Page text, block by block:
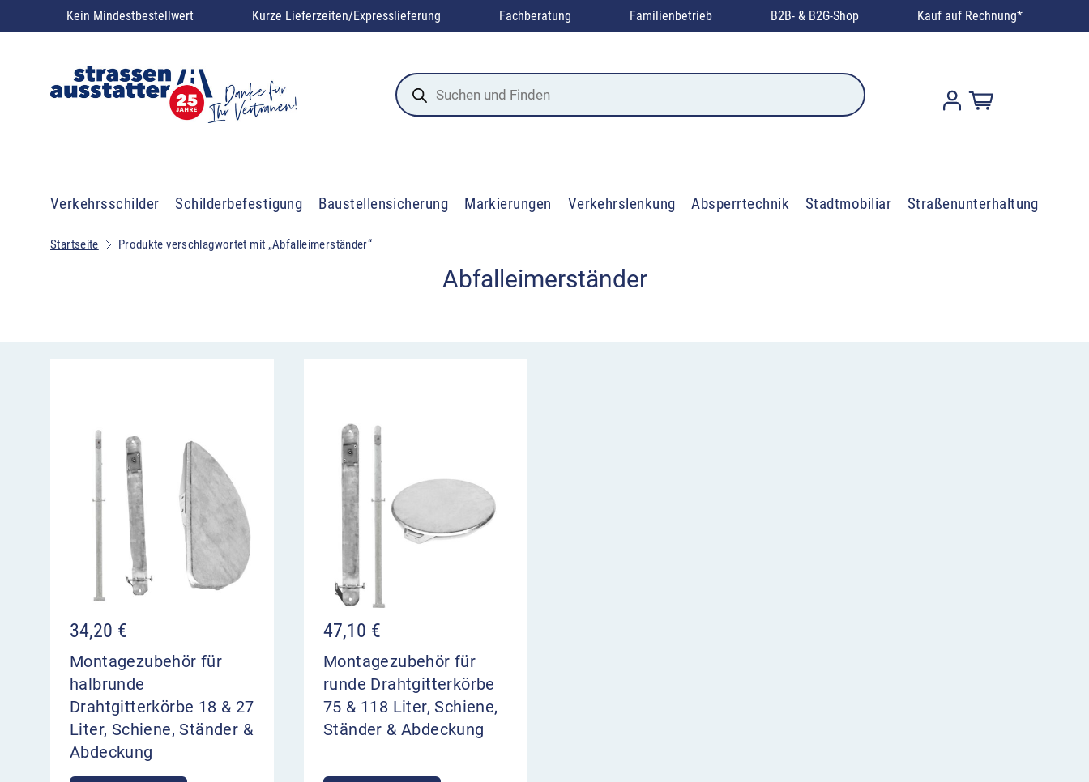
Kein Mindestbestellwert Kurze Lieferzeiten/Expresslieferung Fachberatung Familienbetrieb B2B- & B2G-Shop Kauf auf Rechnung*
Products
search
Verkehrsschilder Schilderbefestigung Baustellensicherung Markierungen Verkehrslenkung Absperrtechnik Stadtmobiliar Straßenunterhaltung
Startseite Produkte verschlagwortet mit „Abfalleimerständer“
Abfalleimerständer
34,20 €
Montagezubehör für
halbrunde
Drahtgitterkörbe 18 & 27
Liter, Schiene, Ständer &
Abdeckung
47,10 €
Montagezubehör für
runde Drahtgitterkörbe
75 & 118 Liter, Schiene,
Ständer & Abdeckung